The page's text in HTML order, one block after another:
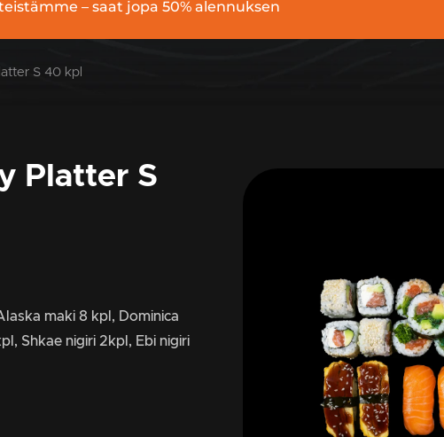
– saat jopa 50% alennuksen
S 40 kpl
Platter S
maki 8 kpl, Dominica
Shkae nigiri 2kpl, Ebi nigiri